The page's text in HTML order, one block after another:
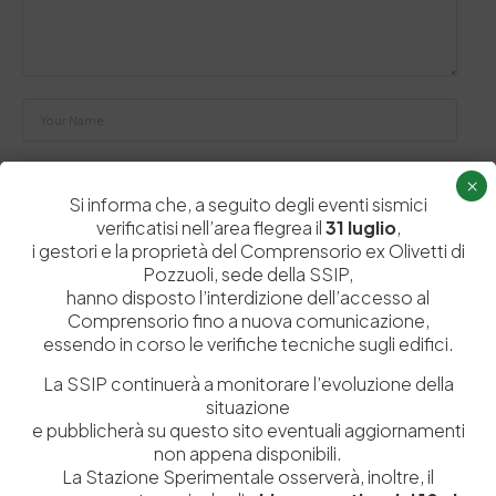
Salva il mio nome, email e sito web in questo browser per la
prossima volta che commento.
Post Comment
Si informa che, a seguito degli eventi sismici
verificatisi nell’area flegrea il31 luglio,
i gestori e la proprietà del Comprensorio ex Olivetti di
Pozzuoli, sede della SSIP,
hanno disposto l’interdizione dell’accesso al
Comprensorio fino a nuova comunicazione,
essendo in corso le verifiche tecniche sugli edifici.
La SSIP continuerà a monitorare l’evoluzione della
situazione
e pubblicherà su questo sito eventuali aggiornamenti
non appena disponibili.
La Stazione Sperimentale osserverà, inoltre, il
×